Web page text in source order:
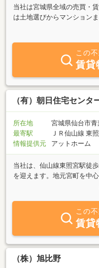
当社は宮城県全域の売買・
は土地選びからマンション
様々なライフスタイルに合
すのでお気軽にご来店下さ
是非一度ご覧下さい。
この
賃貸
（有）朝日住宅センタ
所在地
宮城県仙台市
最寄駅
ＪＲ仙山線 東
情報提供元
アットホーム
当社は、仙山線東照宮駅徒
を迎えます。地元宮町を中
ト、売買まで幅広く取扱っ
伝いします。多数物件を揃
この
賃貸
（株）旭比野